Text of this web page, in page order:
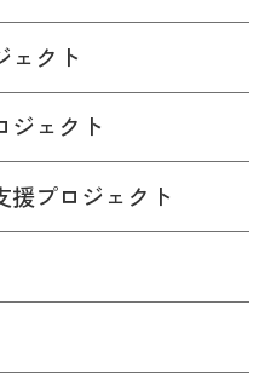
ェクト
ジェクト
援プロジェクト